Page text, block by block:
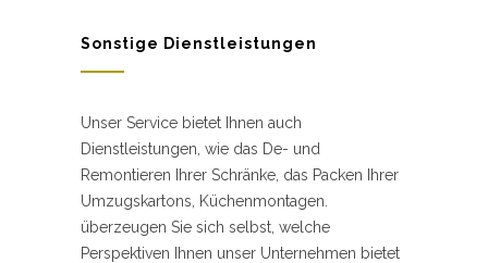
Sonstige Dienstleistungen
Unser Service bietet Ihnen auch
Dienstleistungen, wie das De- und
Remontieren Ihrer Schränke, das Packen Ihrer
Umzugskartons, Küchenmontagen.
überzeugen Sie sich selbst, welche
Perspektiven Ihnen unser Unternehmen bietet